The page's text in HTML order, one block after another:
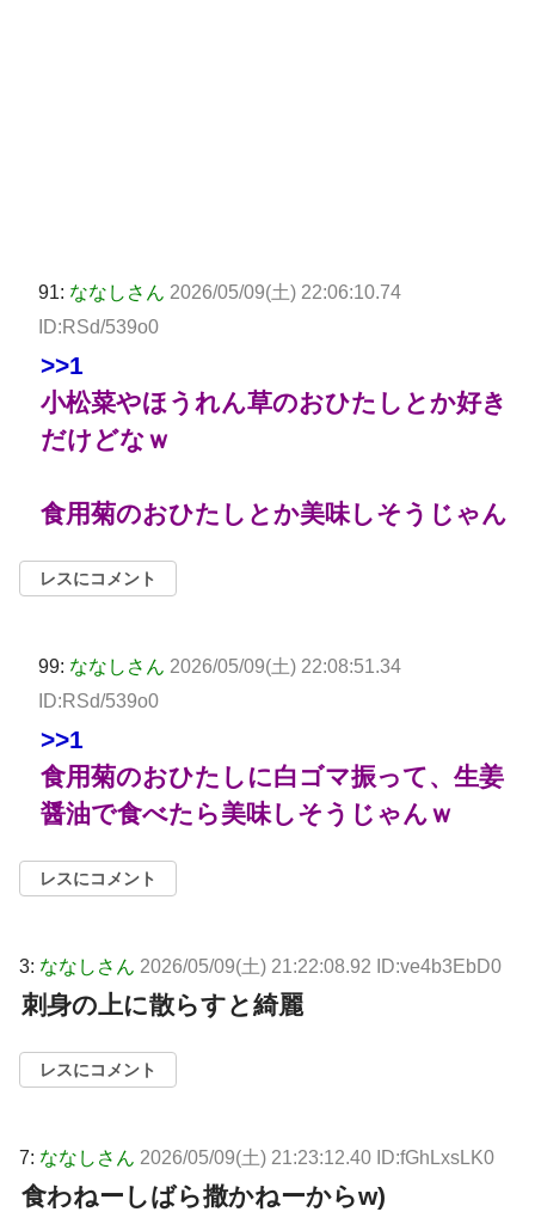
91: ななしさん 2026/05/09(土) 22:06:10.74
ID:RSd/539o0
>>1
小松菜やほうれん草のおひたしとか好き
だけどなｗ
食用菊のおひたしとか美味しそうじゃん
レスにコメント
99: ななしさん 2026/05/09(土) 22:08:51.34
ID:RSd/539o0
>>1
食用菊のおひたしに白ゴマ振って、生姜
醤油で食べたら美味しそうじゃんｗ
レスにコメント
3: ななしさん 2026/05/09(土) 21:22:08.92 ID:ve4b3EbD0
刺身の上に散らすと綺麗
レスにコメント
7: ななしさん 2026/05/09(土) 21:23:12.40 ID:fGhLxsLK0
食わねーしばら撒かねーからw)